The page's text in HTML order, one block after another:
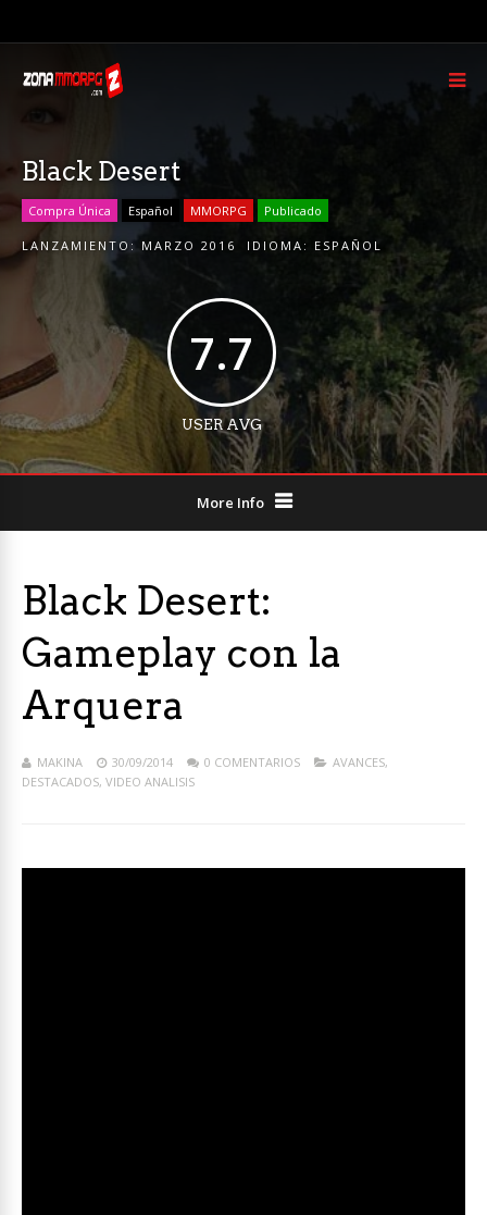
Black Desert
Compra Única Español MMORPG Publicado
LANZAMIENTO: MARZO 2016 IDIOMA: ESPAÑOL
7.7
USER AVG
More Info
Black Desert:
Gameplay con la
Arquera
MAKINA 30/09/2014 0 COMENTARIOS AVANCES,
DESTACADOS, VIDEO ANALISIS